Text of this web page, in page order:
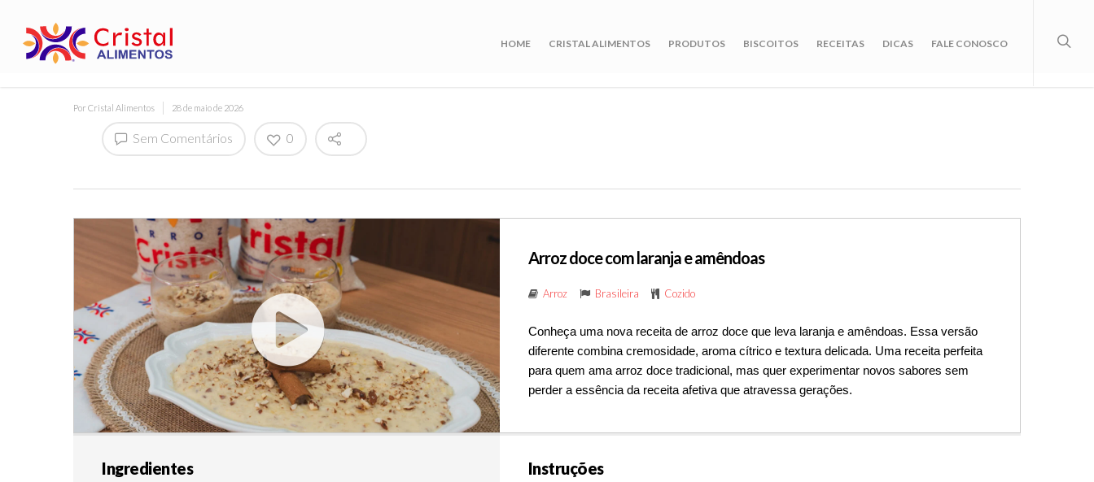
HOME CRISTAL ALIMENTOS PRODUTOS BISCOITOS RECEITAS DICAS FALE CONOSCO
PorCristal Alimentos 28 de maio de 2026
Sem Comentários 0
Arroz doce com laranja e amêndoas
Arroz Brasileira Cozido
Conheça uma nova receita de arroz doce que leva laranja e amêndoas. Essa versão
diferente combina cremosidade, aroma cítrico e textura delicada. Uma receita perfeita
para quem ama arroz doce tradicional, mas quer experimentar novos sabores sem
perder a essência da receita afetiva que atravessa gerações.
Ingredientes Instruções